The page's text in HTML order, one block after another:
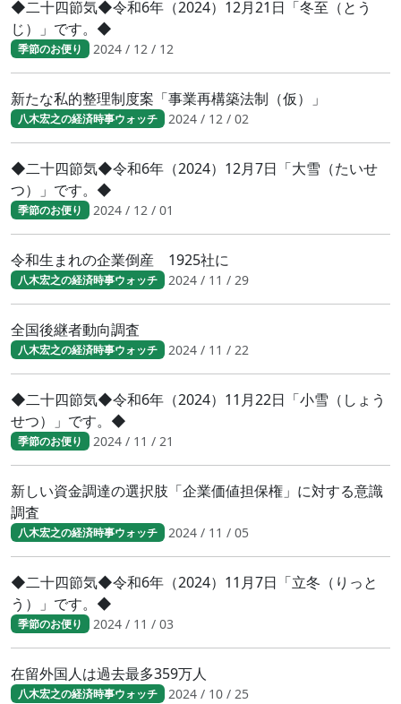
◆二十四節気◆令和6年（2024）12月21日「冬至（とう
じ）」です。◆
季節のお便り 2024 / 12 / 12
新たな私的整理制度案「事業再構築法制（仮）」
八木宏之の経済時事ウォッチ 2024 / 12 / 02
◆二十四節気◆令和6年（2024）12月7日「大雪（たいせ
つ）」です。◆
季節のお便り 2024 / 12 / 01
令和生まれの企業倒産 1925社に
八木宏之の経済時事ウォッチ 2024 / 11 / 29
全国後継者動向調査
八木宏之の経済時事ウォッチ 2024 / 11 / 22
◆二十四節気◆令和6年（2024）11月22日「小雪（しょう
せつ）」です。◆
季節のお便り 2024 / 11 / 21
新しい資金調達の選択肢「企業価値担保権」に対する意識
調査
八木宏之の経済時事ウォッチ 2024 / 11 / 05
◆二十四節気◆令和6年（2024）11月7日「立冬（りっと
う）」です。◆
季節のお便り 2024 / 11 / 03
在留外国人は過去最多359万人
八木宏之の経済時事ウォッチ 2024 / 10 / 25